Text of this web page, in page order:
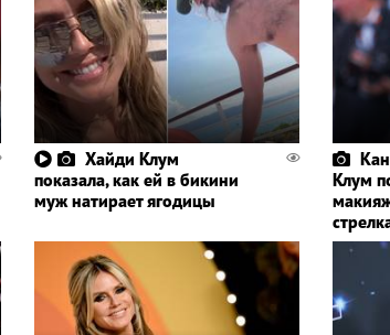
Хайди Клум
показала, как ей в бикини
муж натирает ягодицы
Клум